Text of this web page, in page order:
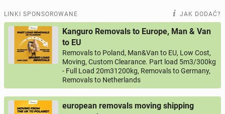
LINKI SPONSOROWANE JAK DODAĆ?
Kanguro Removals to Europe, Man & Van
to EU
Removals to Poland, Man&Van to EU, Low Cost,
Moving, Custom Clearance. Part load 5m3/300kg
- Full Load 20m31200kg, Removals to Germany,
Removals to Netherlands
european removals moving shipping